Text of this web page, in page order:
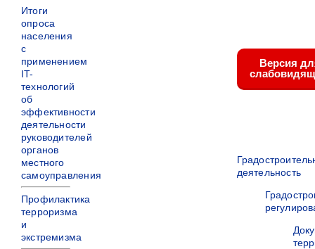
Итоги
опроса
населения
с
применением
IT-
технологий
об
эффективности
деятельности
руководителей
органов
местного
самоуправления
Профилактика
терроризма
и
экстремизма
Версия
деятельность